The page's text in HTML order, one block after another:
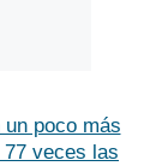
poco más
veces las